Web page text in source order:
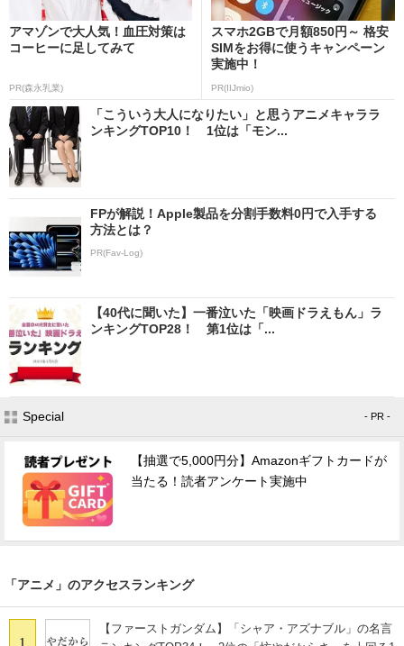
アマゾンで大人気！血圧対策は
コーヒーに足してみて
PR(森永乳業)
スマホ2GBで月額850円～ 格安
SIMをお得に使うキャンペーン
実施中！
PR(IIJmio)
「こういう大人になりたい」と思うアニメキャララ
ンキングTOP10！ 1位は「モン...
FPが解説！Apple製品を分割手数料0円で入手する
方法とは？
PR(Fav-Log)
【40代に聞いた】一番泣いた「映画ドラえもん」ラ
ンキングTOP28！ 第1位は「...
Special - PR -
【抽選で5,000円分】Amazonギフトカードが
当たる！読者アンケート実施中
「アニメ」のアクセスランキング
1
【ファーストガンダム】「シャア・アズナブル」の名言